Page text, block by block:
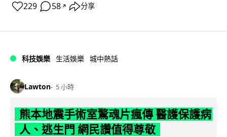
229 58 ↗ 分享
科技娛樂 生活娛樂 城中熱話
Lawton 5 小時
熊本地震手術室驚魂片瘋傳 醫護保護病
人、逃生門 網民讚值得尊敬